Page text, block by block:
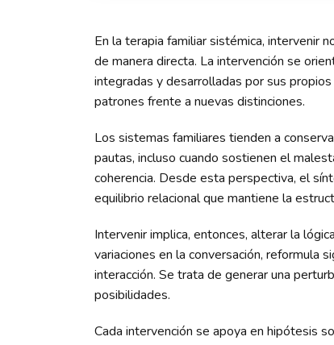
En la terapia familiar sistémica, intervenir
de manera directa. La intervención se
integradas y desarrolladas por sus
patrones frente a nuevas distinciones.
Los sistemas familiares tienden a
pautas, incluso cuando sostienen el
coherencia. Desde esta perspectiva, el
equilibrio relacional que mantiene la
Intervenir implica, entonces, alterar la
variaciones en la conversación, reformula
interacción. Se trata de generar una
posibilidades.
Cada intervención se apoya en hipótesis